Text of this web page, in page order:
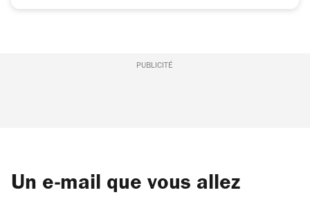
PUBLICITÉ
Un e-mail que vous allez